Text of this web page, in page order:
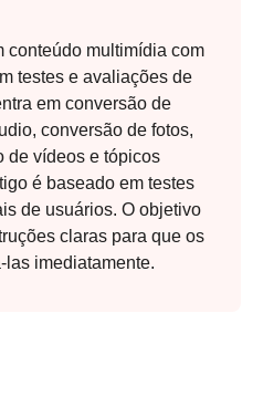
conteúdo multimídia com
testes e avaliações de
em conversão de
conversão de fotos,
de vídeos e tópicos
é baseado em testes
de usuários. O objetivo
claras para que os
las imediatamente.